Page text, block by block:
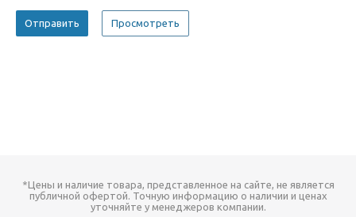
*Цены и наличие товара, представленное на сайте, не является
публичной офертой. Точную информацию о наличии и ценах
уточняйте у менеджеров компании.